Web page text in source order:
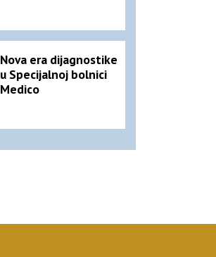
Nova era dijagnostike
u Specijalnoj bolnici
Medico